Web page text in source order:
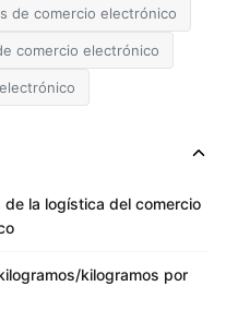
de comercio electrónico
comercio electrónico
de la logística del comercio
kilogramos por